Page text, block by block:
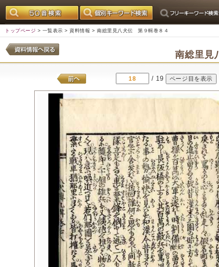
トップページ > 一覧表示 > 資料情報 > 南総里見八犬伝 第９輯巻８４
南総里見
/ 19